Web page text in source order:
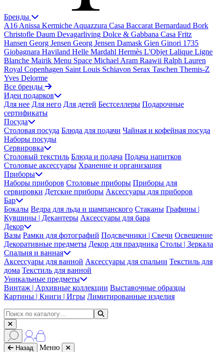
Бренды
A16 Anissa Kermiche Aquazzura Casa Baccarat Bernardaud Bork
Christofle Daum Devagarliving Dolce & Gabbana Casa Fritz
Hansen Georg Jensen Georg Jensen Damask Gien Ginori 1735
Giobagnara Haviland Helle Mardahl Hermès L'Objet Lalique Ligne
Blanche Mairik Menu Space Michael Aram Raawii Ralph Lauren
Royal Copenhagen Saint Louis Schiavon Serax Taschen Themis-Z
Yves Delorme
Все бренды
Идеи подарков
Для нее Для него Для детей Бестселлеры Подарочные
сертификаты
Посуда
Столовая посуда Блюда для подачи Чайная и кофейная посуда
Наборы посуды
Сервировка
Столовый текстиль Блюда и подача Подача напитков
Столовые аксессуары Хранение и организация
Приборы
Наборы приборов Столовые приборы Приборы для
сервировки Детские приборы Аксессуары для приборов
Бар
Бокалы Ведра для льда и шампанского Стаканы Графины |
Кувшины | Декантеры Аксессуары для бара
Декор
Вазы Рамки для фотографий Подсвечники | Свечи Освещение
Декоративные предметы Декор для праздника Столы | Зеркала
Спальня и ванная
Аксессуары для ванной Аксессуары для спальни Текстиль для
дома Текстиль для ванной
Уникальные предметы
Винтаж | Архивные коллекции Выставочные образцы
Картины | Книги | Игры Лимитированные изделия
Назад
Меню